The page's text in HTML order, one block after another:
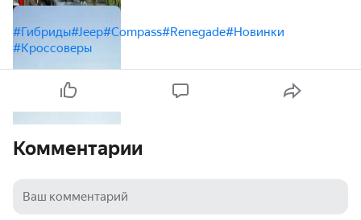
#Гибриды#Jeep#Compass#Renegade#Новинки
#Кроссоверы
Комментарии